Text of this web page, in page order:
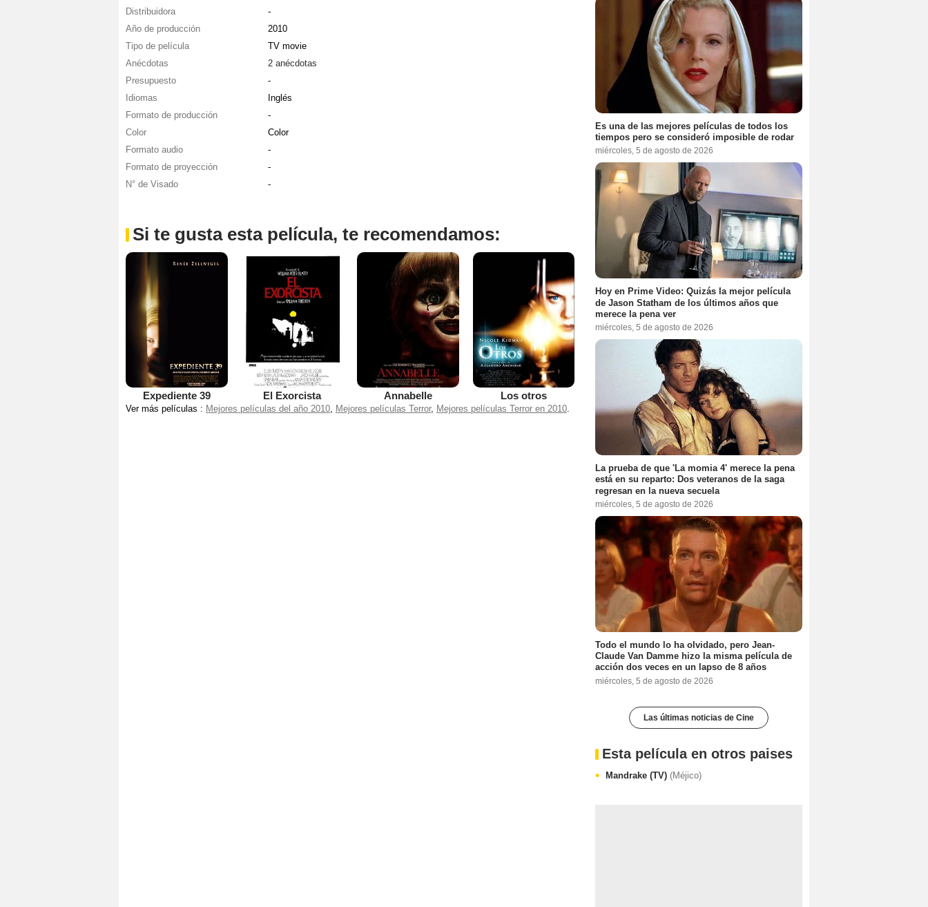
Distribuidora
-
Año de producción
2010
Tipo de película
TV movie
Anécdotas
2 anécdotas
Presupuesto
-
Idiomas
Inglés
Formato de producción
-
Color
Color
Formato audio
-
Formato de proyección
-
N° de Visado
-
Si te gusta esta película, te recomendamos:
Expediente 39 El Exorcista Annabelle Los otros
Ver más películas : Mejores películas del año 2010, Mejores películas Terror, Mejores películas Terror en 2010.
Es una de las mejores películas de todos los
tiempos pero se consideró imposible de rodar
miércoles, 5 de agosto de 2026
Hoy en Prime Video: Quizás la mejor película
de Jason Statham de los últimos años que
merece la pena ver
miércoles, 5 de agosto de 2026
La prueba de que 'La momia 4' merece la pena
está en su reparto: Dos veteranos de la saga
regresan en la nueva secuela
miércoles, 5 de agosto de 2026
Todo el mundo lo ha olvidado, pero Jean-
Claude Van Damme hizo la misma película de
acción dos veces en un lapso de 8 años
miércoles, 5 de agosto de 2026
Las últimas noticias de Cine
Esta película en otros paises
Mandrake (TV) (Méjico)